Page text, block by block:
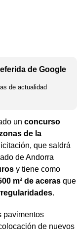
de Google
de actualidad
un concurso
de la
que saldrá
de Andorra
y tiene como
m² de aceras que
.
pavimentos
de nuevos